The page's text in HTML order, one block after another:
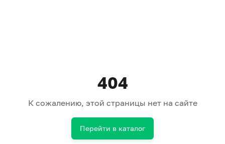
404
К сожалению, этой страницы нет на сайте
Перейти в каталог